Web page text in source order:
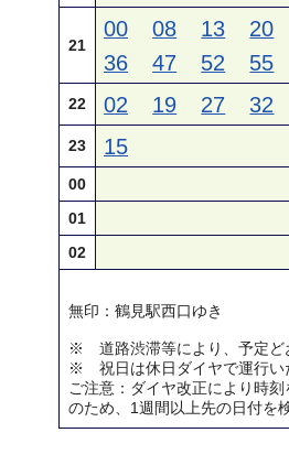
21
00 08 13 20
36
47 52 55
22 02 19 27 32
23 15
00
01
02
無印：鶴見駅西口ゆき
※ 道路渋滞等により、予定ど
※ 祝日は休日ダイヤで運行い
ご注意：ダイヤ改正により時
のため、1週間以上先の日付を